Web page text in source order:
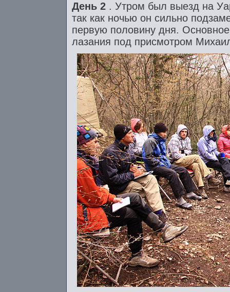
День 2 . Утром был выезд на
так как ночью он сильно
первую половину дня.
лазания под присмотром